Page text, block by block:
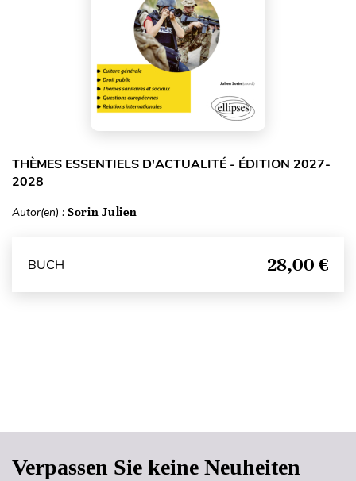
THÈMES ESSENTIELS D'ACTUALITÉ - ÉDITION 2027-
2028
Autor(en) : Sorin Julien
BUCH 28,00 €
Verpassen Sie keine Neuheiten